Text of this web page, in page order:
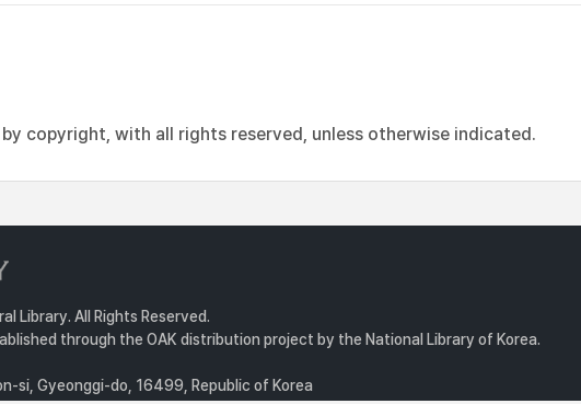
copyright, with all rights reserved, unless otherwise indicated.
Library. All Rights Reserved.
through the OAK distribution project by the National Library of Korea.
si, Gyeonggi-do, 16499, Republic of Korea